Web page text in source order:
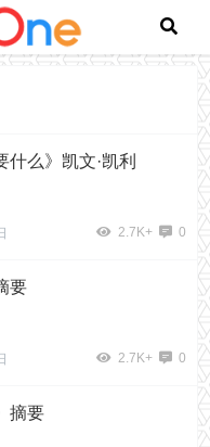
什么》凯文·凯利
2.7K+ 0
要
2.7K+ 0
摘要